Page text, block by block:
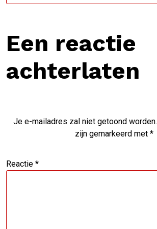
Een reactie
achterlaten
Je e-mailadres zal niet getoond worden.
zijn gemarkeerd met *
Reactie *